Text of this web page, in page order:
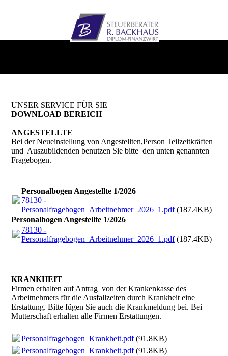
UNSER SERVICE FÜR SIE
DOWNLOAD BEREICH
ANGESTELLTE
Bei der Neueinstellung von Angestellten,Person Teilzeitkräften
und Auszubildenden benutzen Sie bitte den unten genannten
Fragebogen.
Personalbogen Angestellte 1/2026
78130 -
Personalfragebogen_Arbeitnehmer_2026_1.pdf(187.4KB)
Personalbogen Angestellte 1/2026
78130 -
Personalfragebogen_Arbeitnehmer_2026_1.pdf(187.4KB)
KRANKHEIT
Firmen erhalten auf Antrag von der Krankenkasse des
Arbeitnehmers für die Ausfallzeiten durch Krankheit eine
Erstattung. Bitte fügen Sie auch die Krankmeldung bei. Bei
Mutterschaft erhalten alle Firmen Erstattungen.
Personalfragebogen_Krankheit.pdf(91.8KB)
Personalfragebogen_Krankheit.pdf(91.8KB)